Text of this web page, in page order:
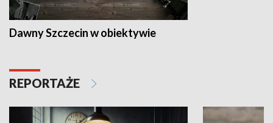
Dawny Szczecin w obiektywie
REPORTAŻE